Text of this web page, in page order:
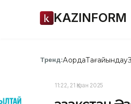
KAZINFORM
Тренд:АқордаТағайындау
11:22, 21 Қазан 2025